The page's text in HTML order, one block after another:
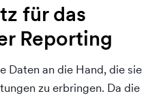
für das
Reporting
Daten an die Hand, die sie
zu erbringen. Da die